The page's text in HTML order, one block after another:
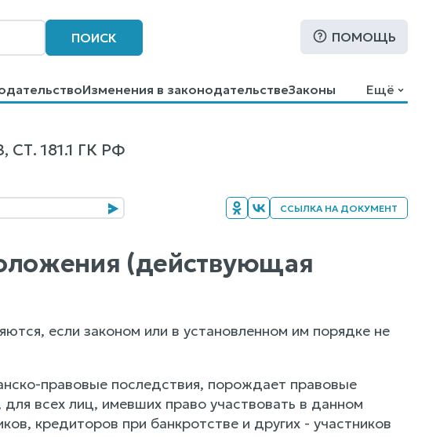
ПОИСК ПОМОЩЬ
Изменения в законодательствеЗаконы
Ещё
181.1 ГК РФ
ССЫЛКА НА ДОКУМЕНТ
(действующая
если законом или в установленном им порядке не
правовые последствия, порождает правовые
всех лиц, имевших право участвовать в данном
кредиторов при банкротстве и других - участников